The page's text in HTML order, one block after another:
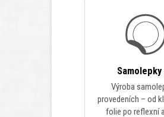
Výroba
provedeních – od
folie po reflexní